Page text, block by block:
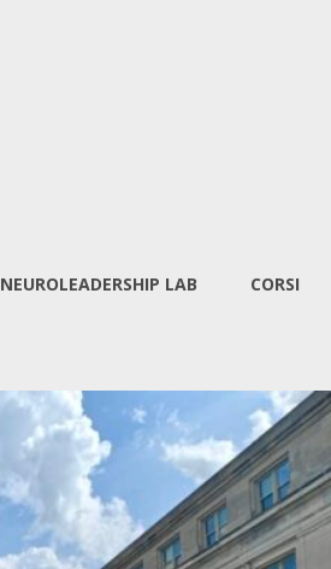
NEUROLEADERSHIP LAB CORSI